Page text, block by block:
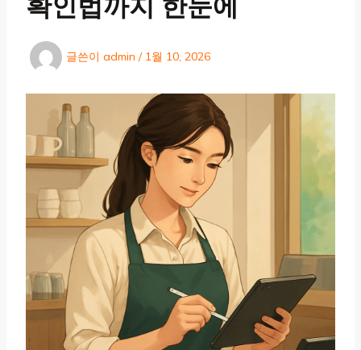
글쓴이 admin / 1월 10, 2026